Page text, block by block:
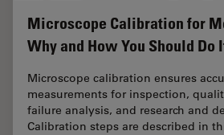
Microscope Calibration for
Why and How You Should Do
Microscope calibration ensures
measurements for inspection,
failure analysis, and research and
Calibration steps are described in